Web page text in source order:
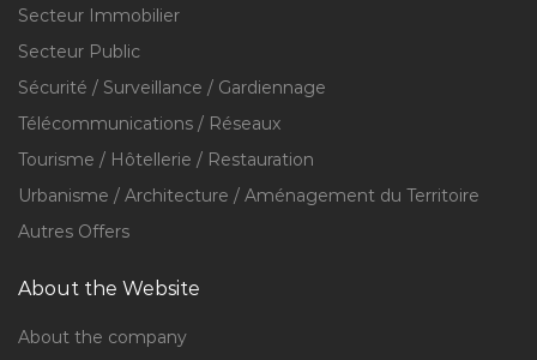
Secteur Immobilier
Secteur Public
Sécurité / Surveillance / Gardiennage
Télécommunications / Réseaux
Tourisme / Hôtellerie / Restauration
Urbanisme / Architecture / Aménagement du Territoire
Autres Offers
About the Website
About the company